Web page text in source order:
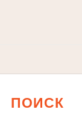
ПОИСК